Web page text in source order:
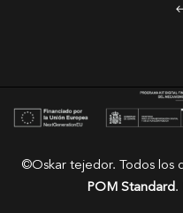
©Oskar tejedor. Todos
POM Standard.